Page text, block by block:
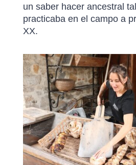
un saber hacer ancestral
practicaba en el campo a
XX.